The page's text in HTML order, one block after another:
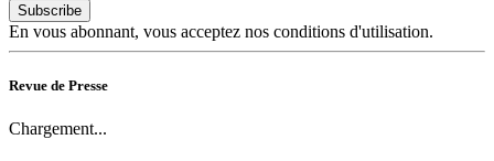
Subscribe
En vous abonnant, vous acceptez nos conditions d'utilisation.
Revue de Presse
Chargement...